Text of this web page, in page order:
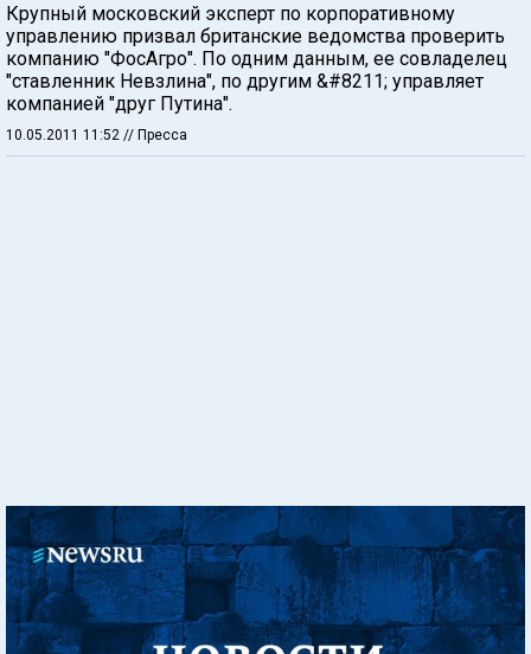
Крупный московский эксперт по корпоративному
управлению призвал британские ведомства проверить
компанию "ФосАгро". По одним данным, ее совладелец
"ставленник Невзлина", по другим &#8211; управляет
компанией "друг Путина".
10.05.2011 11:52 // Пресса